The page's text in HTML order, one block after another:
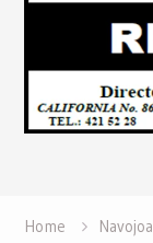
Home
Navojoa